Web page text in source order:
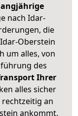
nach Idar-
die
Oberstein
um alles, von
des
Ihrer
alles sicher
rechtzeitig an
ankommt.